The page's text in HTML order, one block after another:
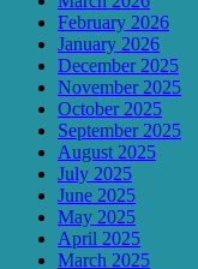
February 2026
January 2026
December 2025
November 2025
October 2025
September 2025
August 2025
July 2025
June 2025
May 2025
April 2025
March 2025